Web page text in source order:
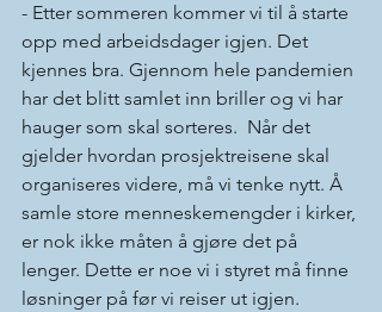
- Etter sommeren kommer vi til å starte
opp med arbeidsdager igjen. Det
kjennes bra. Gjennom hele pandemien
har det blitt samlet inn briller og vi har
hauger som skal sorteres.  Når det
gjelder hvordan prosjektreisene skal
organiseres videre, må vi tenke nytt. Å
samle store menneskemengder i kirker,
er nok ikke måten å gjøre det på
lenger. Dette er noe vi i styret må finne
løsninger på før vi reiser ut igjen.